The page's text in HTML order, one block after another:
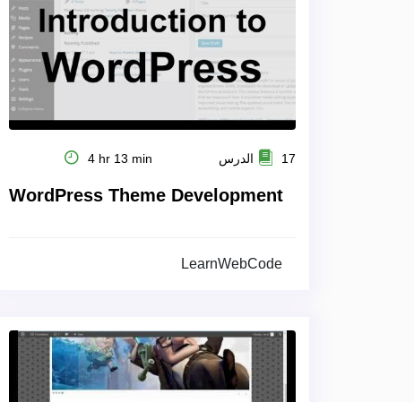
17 الدرس 4 hr 13 min
WordPress Theme Development
LearnWebCode